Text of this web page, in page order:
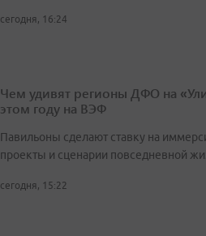
сегодня, 16:24
Чем удивят регионы ДФО на
этом году на ВЭФ
Павильоны сделают ставку на
проекты и сценарии повседневной
сегодня, 15:22